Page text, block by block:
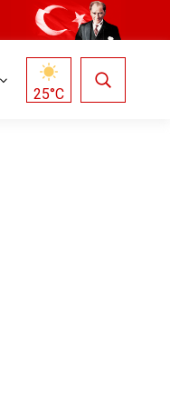
25°C